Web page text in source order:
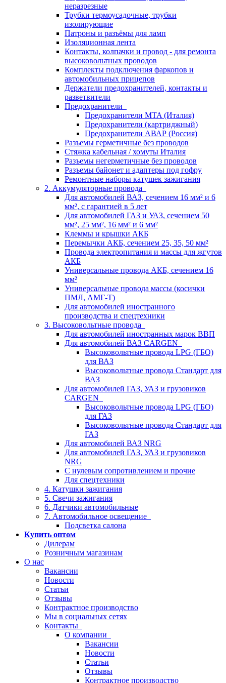
неразрезные
Трубки термоусадочные, трубки
изолирующие
Патроны и разъёмы для ламп
Изоляционная лента
Контакты, колпачки и провод - для ремонта
высоковольтных проводов
Комплекты подключения фаркопов и
автомобильных прицепов
Держатели предохранителей, контакты и
разветвители
Предохранители
Предохранители MTA (Италия)
Предохранители (картриджный)
Предохранители АВАР (Россия)
Разъемы герметичные без проводов
Стяжка кабельная / хомуты Италия
Разъемы негерметичные без проводов
Разъемы байонет и адаптеры под гофру
Ремонтные наборы катушек зажигания
2. Аккумуляторные провода
Для автомобилей ВАЗ, сечением 16 мм² и 6
мм², с гарантией в 5 лет
Для автомобилей ГАЗ и УАЗ, сечением 50
мм², 25 мм², 16 мм² и 6 мм²
Клеммы и крышки АКБ
Перемычки АКБ, сечением 25, 35, 50 мм²
Провода электропитания и массы для жгутов
АКБ
Универсальные провода АКБ, сечением 16
мм²
Универсальные провода массы (косички
ПМЛ, АМГ-Т)
Для автомобилей иностранного
производства и спецтехники
3. Высоковольтные провода
Для автомобилей иностранных марок ВВП
Для автомобилей ВАЗ CARGEN
Высоковольтные провода LPG (ГБО)
для ВАЗ
Высоковольтные провода Стандарт для
ВАЗ
Для автомобилей ГАЗ, УАЗ и грузовиков
CARGEN
Высоковольтные провода LPG (ГБО)
для ГАЗ
Высоковольтные провода Стандарт для
ГАЗ
Для автомобилей ВАЗ NRG
Для автомобилей ГАЗ, УАЗ и грузовиков
NRG
С нулевым сопротивлением и прочие
Для спецтехники
4. Катушки зажигания
5. Свечи зажигания
6. Датчики автомобильные
7. Автомобильное освещение
Подсветка салона
Купить оптом
Дилерам
Розничным магазинам
О нас
Вакансии
Новости
Статьи
Отзывы
Контрактное производство
Мы в социальных сетях
Контакты
О компании
Вакансии
Новости
Статьи
Отзывы
Контрактное производство